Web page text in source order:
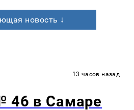
новость ↓
13 часов назад
46 в Самаре